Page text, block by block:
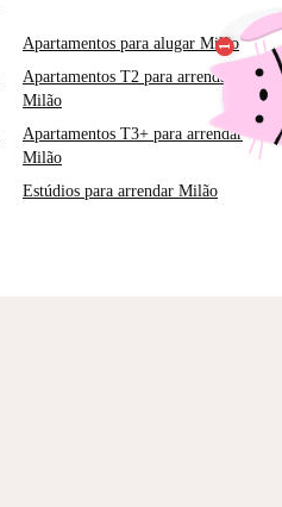
Apartamentos para alugar Milão
Apartamentos T2 para arrendar
Milão
Apartamentos T3+ para arrendar
Milão
Estúdios para arrendar Milão